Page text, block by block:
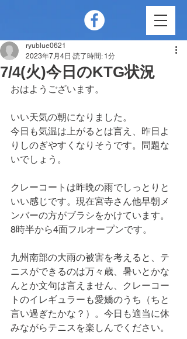
7/4(火)今日のKTG状況
ryublue0621
2023年7月4日 読了時間: 1分
おはようございます。
いい天気の朝になりました。
今日も気温は上がるとは言え、昨日よ
りしのぎやすくなりそうです。問題な
いでしょう。
クレーコートは昨晩の雨でしっとりと
いい感じです。現在宮寺さん他早朝メ
ンバーの方がブラシをかけています。
8時半から4面フルオープンです。
九州南部の大雨の被害を考えると、テ
ニスができるのは万々歳、暑いとかな
んとか文句は言えません、クレーコー
トのイレギュラーも愛嬌のうち（ちと
言い過ぎたかな？）。今日も適当に休
みながらテニスを楽しんでください。